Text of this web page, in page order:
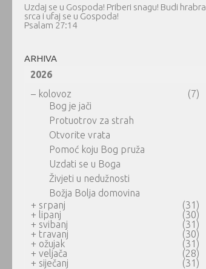
Uzdaj se u Gospoda! Priberi snagu! Budi hrabra
srca i ufaj se u Gospoda!
Psalam 27:14
ARHIVA
2026
– kolovoz
(7)
Bog je jači
Protuotrov za strah
Otvorite vrata
Pomoć koju Bog pruža
Uzdati se u Boga
Živjeti u nedužnosti
Božja Bolja domovina
+ srpanj
(31)
+ lipanj
(30)
+ svibanj
(31)
+ travanj
(30)
+ ožujak
(31)
+ veljača
(28)
+ siječanj
(31)